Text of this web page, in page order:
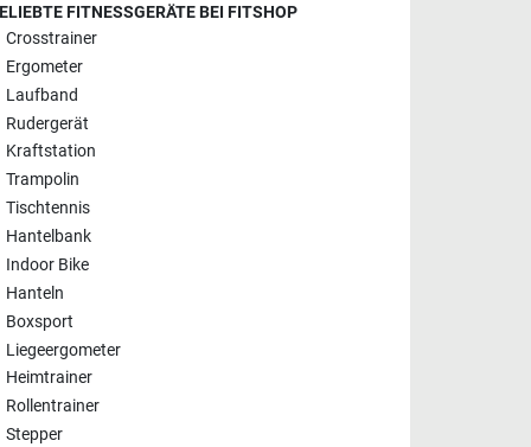
FITNESSGERÄTE BEI FITSHOP
Crosstrainer
Ergometer
Laufband
Rudergerät
Kraftstation
Trampolin
Tischtennis
Hantelbank
Indoor Bike
Hanteln
Boxsport
Liegeergometer
Heimtrainer
Rollentrainer
Stepper